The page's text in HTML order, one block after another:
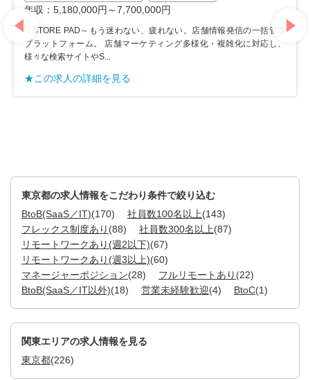
円～7,700,000円
～もう迷わない、疲れない。店舗情報発信の一括管理
ォーム。 店舗マーケティング多様化・複雑化に対応し、
イトやS...
の詳細を見る
フレックス制
年収：
tacomsは「発
東京都の求人情報をこだわり条件で絞り込む
BtoB(SaaS／IT)(170) 社員数100名以上(143)
フレックス制度あり (88) 社員数300名以上(87)
リモートワークあり(週2以下)(67)
リモートワークあり(週3以上)(60)
マネージャーポジション(28) フルリモートあり (22)
BtoB(SaaS／IT以外)(18) 営業未経験歓迎(4) BtoC(1)
関東エリアの求人情報を見る
東京都(226)